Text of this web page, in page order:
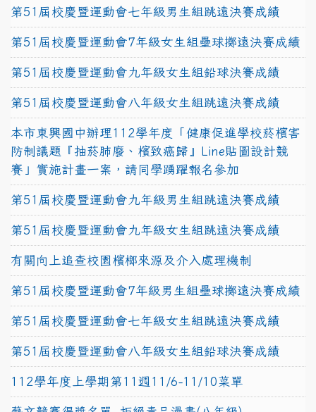
第51屆校慶暨運動會七年級男生組跳遠決賽成績
第51屆校慶暨運動會7年級女生組壘球擲遠決賽成績
第51屆校慶暨運動會九年級女生組鉛球決賽成績
第51屆校慶暨運動會八年級女生組跳遠決賽成績
本市東興國中辦理112學年度「健康促進學校菸檳害
防制議題『抽菸肺廢、檳致癌歸』Line貼圖設計競
賽」實施計畫一案，請同學踴躍報名參加
第51屆校慶暨運動會九年級男生組跳遠決賽成績
第51屆校慶暨運動會九年級女生組跳遠決賽成績
有關向上追查校園檳榔來源及介入處理機制
第51屆校慶暨運動會7年級男生組壘球擲遠決賽成績
第51屆校慶暨運動會七年級女生組跳遠決賽成績
第51屆校慶暨運動會八年級女生組鉛球決賽成績
112學年度上學期第11週11/6-11/10菜單